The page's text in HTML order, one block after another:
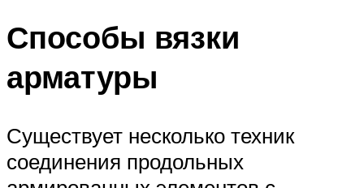
Способы вязки
арматуры
Существует несколько техник
соединения продольных